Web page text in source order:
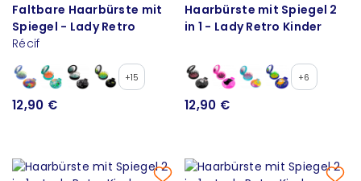
Faltbare Haarbürste mit
Spiegel - Lady Retro
Récif
+15
12,90 €
Haarbürste mit Spiegel 2
in 1 - Lady Retro Kinder
+6
12,90 €